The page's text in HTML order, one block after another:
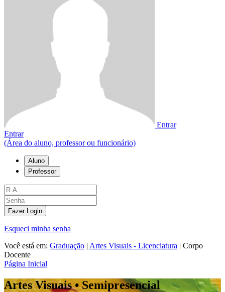
Entrar
Entrar
(Área do aluno, professor ou funcionário)
Aluno
Professor
Fazer Login
Esqueci minha senha
Você está em: Graduação | Artes Visuais - Licenciatura | Corpo
Docente
Página Inicial
Artes Visuais • Semipresencial